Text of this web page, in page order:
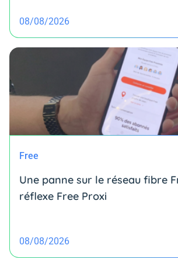
08/08/2026
Free
Une panne sur le réseau fibre
réflexe Free Proxi
08/08/2026